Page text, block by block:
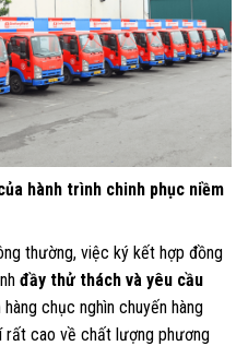
hành trình chinh phục niềm
thường, việc ký kết hợp đồng
đầy thử thách và yêu cầu
chục nghìn chuyến hàng
rất cao về chất lượng phương